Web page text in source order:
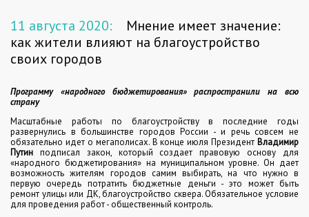
11 августа 2020:
Мнение имеет значение:
как жители влияют на благоустройство
своих городов
Программу «народного бюджетирования» распространили на всю
страну
Масштабные работы по благоустройству в последние годы
развернулись в большинстве городов России - и речь совсем не
обязательно идет о мегаполисах. В конце июля Президент Владимир
Путин подписал закон, который создает правовую основу для
«народного бюджетирования» на муниципальном уровне. Он дает
возможность жителям городов самим выбирать, на что нужно в
первую очередь потратить бюджетные деньги - это может быть
ремонт улицы или ДК, благоустройство сквера. Обязательное условие
для проведения работ - общественный контроль.